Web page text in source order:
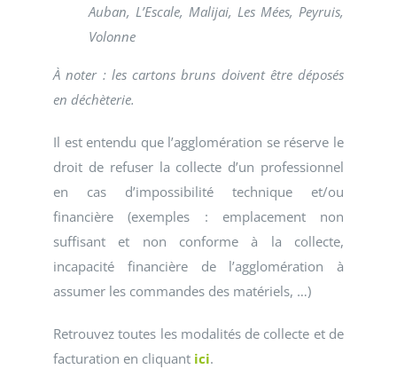
Auban, L’Escale, Malijai, Les Mées, Peyruis,
Volonne
À noter : les cartons bruns doivent être déposés
en déchèterie.
Il est entendu que l’agglomération se réserve le
droit de refuser la collecte d’un professionnel
en cas d’impossibilité technique et/ou
financière (exemples : emplacement non
suffisant et non conforme à la collecte,
incapacité financière de l’agglomération à
assumer les commandes des matériels, …)
Retrouvez toutes les modalités de collecte et de
facturation en cliquant ici.